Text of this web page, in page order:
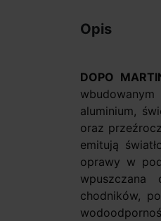
Opis
DOPO
aluminium,
oraz
emitują
oprawy w
chodników,